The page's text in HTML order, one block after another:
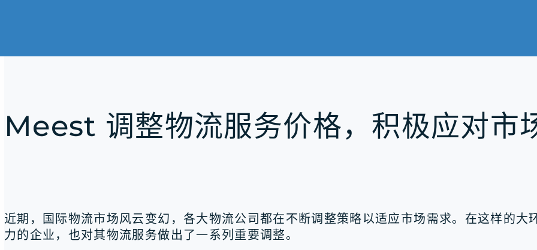
Meest 调整物流服务价格，积极应对市
近期，国际物流市场风云变幻，各大物流公司都在不断调整策略以适应市场需求。在这样的
力的企业，也对其物流服务做出了一系列重要调整。